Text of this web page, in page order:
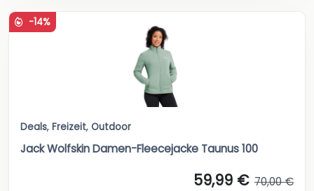
-14%
Deals, Freizeit, Outdoor
Jack Wolfskin Damen-Fleecejacke Taunus 100
59,99 € 70,00 €